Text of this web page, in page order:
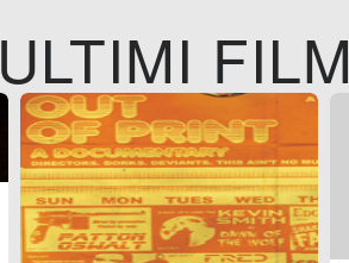
ULTIMI FILM
-2014), 98 min.